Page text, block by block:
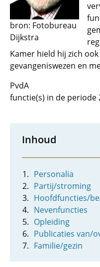
bron: Fotobureau
Dijkstra
Kamer hield hij zich
gevangeniswezen en
PvdA
functie(s) in de periode
Inhoud
Personalia
Partij/stroming
Hoofdfuncties/
Nevenfuncties
Opleiding
Publicaties van/
Familie/gezin